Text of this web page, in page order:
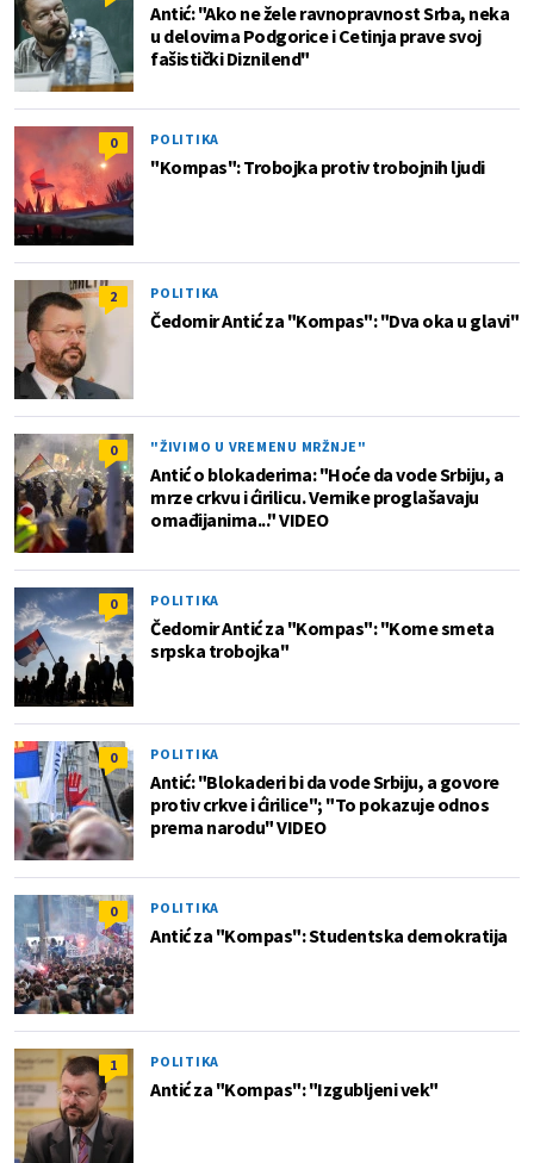
Antić: "Ako ne žele ravnopravnost Srba, neka
u delovima Podgorice i Cetinja prave svoj
fašistički Diznilend"
0 POLITIKA
"Kompas": Trobojka protiv trobojnih ljudi
2 POLITIKA
Čedomir Antić za "Kompas": "Dva oka u glavi"
0 "ŽIVIMO U VREMENU MRŽNJE"
Antić o blokaderima: "Hoće da vode Srbiju, a
mrze crkvu i ćirilicu. Vernike proglašavaju
omađijanima..." VIDEO
0 POLITIKA
Čedomir Antić za "Kompas": "Kome smeta
srpska trobojka"
0 POLITIKA
Antić: "Blokaderi bi da vode Srbiju, a govore
protiv crkve i ćirilice"; "To pokazuje odnos
prema narodu" VIDEO
0 POLITIKA
Antić za "Kompas": Studentska demokratija
1 POLITIKA
Antić za "Kompas": "Izgubljeni vek"